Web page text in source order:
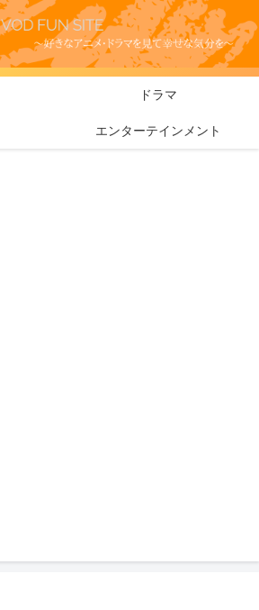
ドラマ
エンターテインメント